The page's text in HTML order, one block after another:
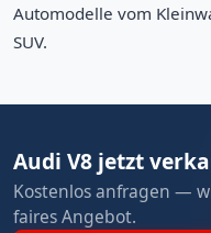
Automodelle vom
SUV.
Audi V8 jetzt
Kostenlos anfragen —
faires Angebot.